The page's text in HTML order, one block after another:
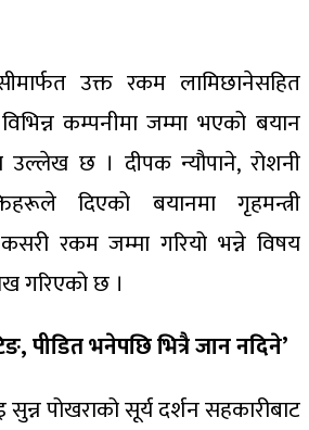
उक्त रकम लामिछानेसहित
कम्पनीमा जम्मा भएको बयान
उल्लेख छ । दीपक न्यौपाने, रोशनी
दिएको बयानमा गृहमन्त्री
रकम जम्मा गरियो भन्ने विषय
गरिएको छ ।
पीडित भनेपछि भित्रै जान नदिने’
पोखराको सूर्य दर्शन सहकारीबाट